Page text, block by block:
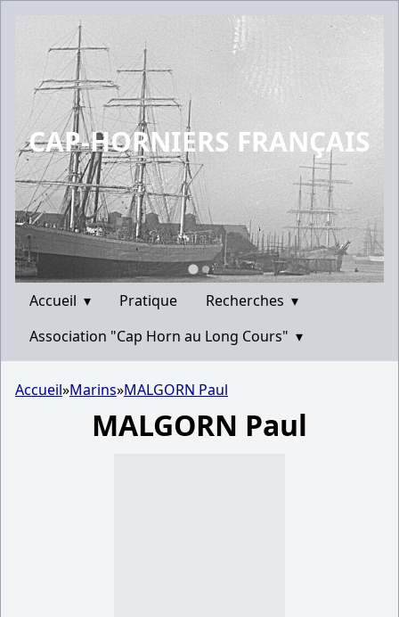
CAP-HORNIERS FRANÇAIS
Accueil ▾ Pratique Recherches ▾
Association "Cap Horn au Long Cours" ▾
Accueil»Marins»MALGORN Paul
MALGORN Paul